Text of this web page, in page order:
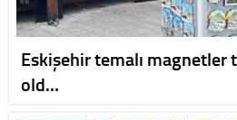
Eskişehir temalı
old…